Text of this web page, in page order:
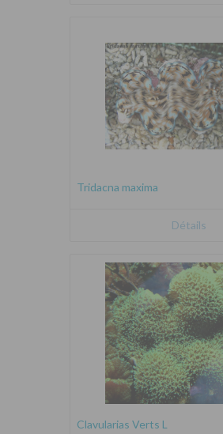
Tridacna maxima
Détails
Clavularias Verts L